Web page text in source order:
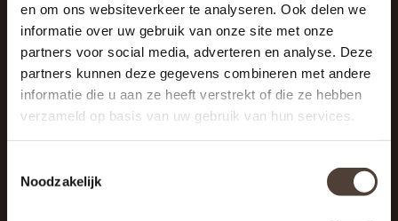
en om ons websiteverkeer te analyseren. Ook delen we
informatie over uw gebruik van onze site met onze
partners voor social media, adverteren en analyse. Deze
partners kunnen deze gegevens combineren met andere
informatie die u aan ze heeft verstrekt of die ze hebben
verzameld op basis van uw gebruik van hun services.
Noodzakelijk
SCHRIJF JE IN VOOR DE NIEUWSBRIEF
And stay up to date with our latest offers